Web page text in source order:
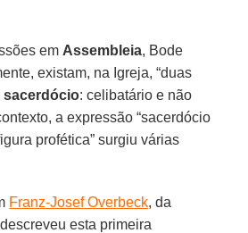
em Assembleia, Bode
existam, na Igreja, “duas
sacerdócio: celibatário e não
a expressão “sacerdócio
profética” surgiu várias
Franz-Josef Overbeck, da
esta primeira